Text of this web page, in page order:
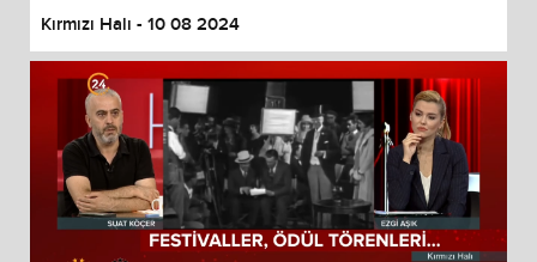
Kırmızı Halı - 10 08 2024